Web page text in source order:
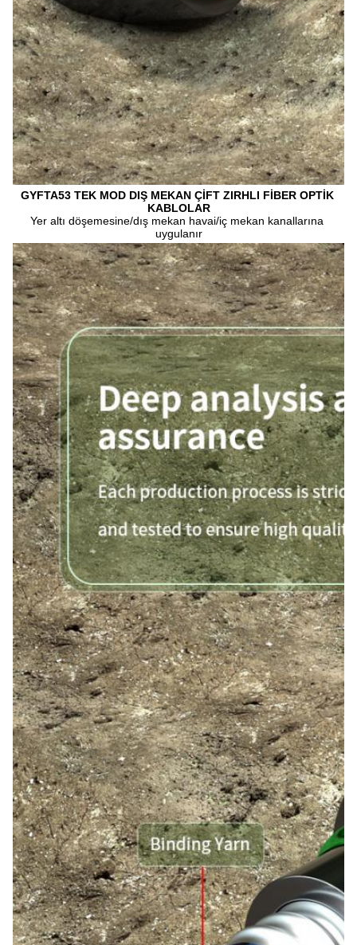
GYFTA53 TEK MOD DIŞ MEKAN ÇİFT ZIRHLI FİBER OPTİK
KABLOLAR
Yer altı döşemesine/dış mekan havai/iç mekan kanallarına
uygulanır